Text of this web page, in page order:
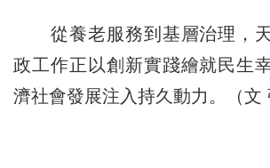
從養老服務到基層治理，天
政工作正以創新實踐繪就民生
濟社會發展注入持久動力。（文